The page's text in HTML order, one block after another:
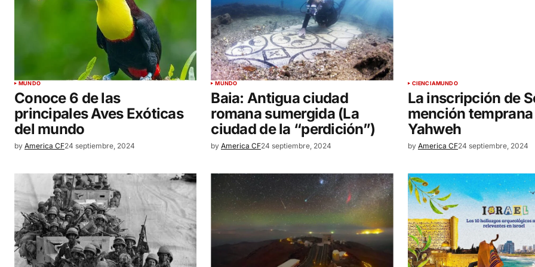
MUNDO
Conoce 6 de las
principales Aves Exóticas
del mundo
by America CF24 septiembre, 2024
MUNDO
Baia: Antigua ciudad
romana sumergida (La
ciudad de la “perdición”)
by America CF24 septiembre, 2024
CIENCIAMUNDO
La inscripción de
mención temprana
Yahweh
by America CF24 septiembre, 2024